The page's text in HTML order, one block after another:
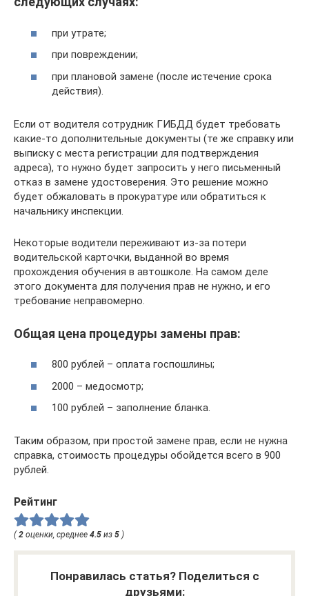
при утрате;
при повреждении;
при плановой замене (после истечение срока
действия).
Если от водителя сотрудник ГИБДД будет требовать
какие-то дополнительные документы (те же справку или
выписку с места регистрации для подтверждения
адреса), то нужно будет запросить у него письменный
отказ в замене удостоверения. Это решение можно
будет обжаловать в прокуратуре или обратиться к
начальнику инспекции.
Некоторые водители переживают из-за потери
водительской карточки, выданной во время
прохождения обучения в автошколе. На самом деле
этого документа для получения прав не нужно, и его
требование неправомерно.
Общая цена процедуры замены прав:
800 рублей – оплата госпошлины;
2000 – медосмотр;
100 рублей – заполнение бланка.
Таким образом, при простой замене прав, если не нужна
справка, стоимость процедуры обойдется всего в 900
рублей.
Рейтинг
(2 оценки, среднее 4.5 из 5 )
Понравилась статья? Поделиться с
друзьями: